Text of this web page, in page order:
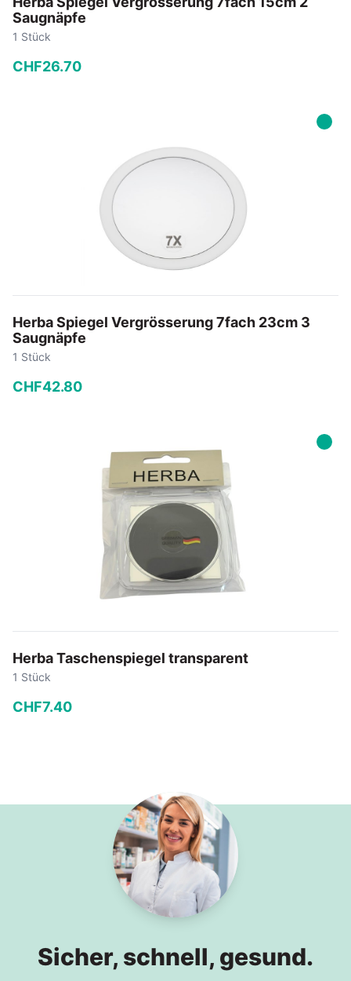
Saugnäpfe
1 Stück
CHF26.70
Herba Spiegel Vergrösserung 7fach 23cm 3
Saugnäpfe
1 Stück
CHF42.80
In den Warenkorb
Herba Taschenspiegel transparent
1 Stück
CHF7.40
Sicher, schnell, gesund.